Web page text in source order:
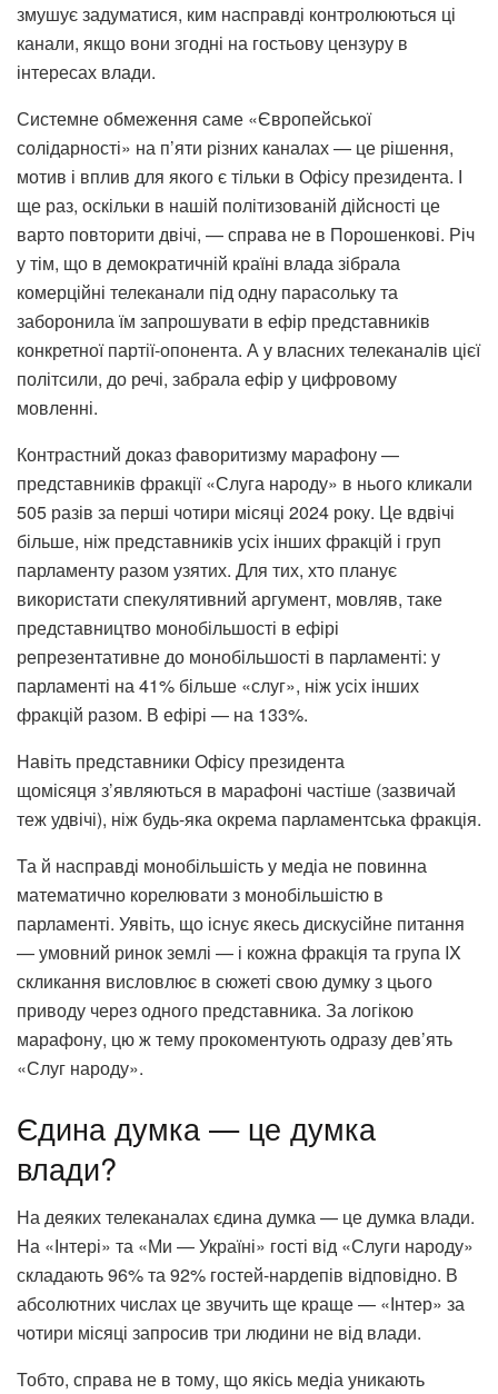
змушує задуматися, ким насправді контролюються ці
канали, якщо вони згодні на гостьову цензуру в
інтересах влади.
Системне обмеження саме «Європейської
солідарності» на п’яти різних каналах — це рішення,
мотив і вплив для якого є тільки в Офісу президента. І
ще раз, оскільки в нашій політизованій дійсності це
варто повторити двічі, — справа не в Порошенкові. Річ
у тім, що в демократичній країні влада зібрала
комерційні телеканали під одну парасольку та
заборонила їм запрошувати в ефір представників
конкретної партії-опонента. А у власних телеканалів цієї
політсили, до речі, забрала ефір у цифровому
мовленні.
Контрастний доказ фаворитизму марафону —
представників фракції «Слуга народу» в нього кликали
505 разів за перші чотири місяці 2024 року. Це вдвічі
більше, ніж представників усіх інших фракцій і груп
парламенту разом узятих. Для тих, хто планує
використати спекулятивний аргумент, мовляв, таке
представництво монобільшості в ефірі
репрезентативне до монобільшості в парламенті: у
парламенті на 41% більше «слуг», ніж усіх інших
фракцій разом. В ефірі — на 133%.
Навіть представники Офісу президента
щомісяця з’являються в марафоні частіше (зазвичай
теж удвічі), ніж будь-яка окрема парламентська фракція.
Та й насправді монобільшість у медіа не повинна
математично корелювати з монобільшістю в
парламенті. Уявіть, що існує якесь дискусійне питання
— умовний ринок землі — і кожна фракція та група IX
скликання висловлює в сюжеті свою думку з цього
приводу через одного представника. За логікою
марафону, цю ж тему прокоментують одразу дев’ять
«Слуг народу».
Єдина думка — це думка
влади?
На деяких телеканалах єдина думка — це думка влади.
На «Інтері» та «Ми — Україні» гості від «Слуги народу»
складають 96% та 92% гостей-нардепів відповідно. В
абсолютних числах це звучить ще краще — «Інтер» за
чотири місяці запросив три людини не від влади.
Тобто, справа не в тому, що якісь медіа уникають